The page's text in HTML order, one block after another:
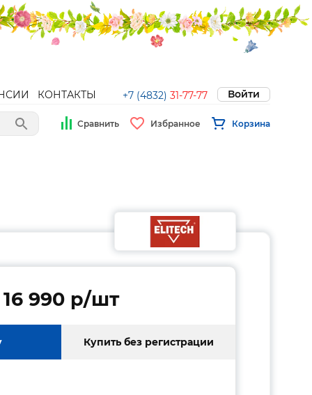
КОНТАКТЫ +7 (4832) 31-77-77 Войти
Сравнить Избранное Корзина
16 990 p/шт
Купить без регистрации